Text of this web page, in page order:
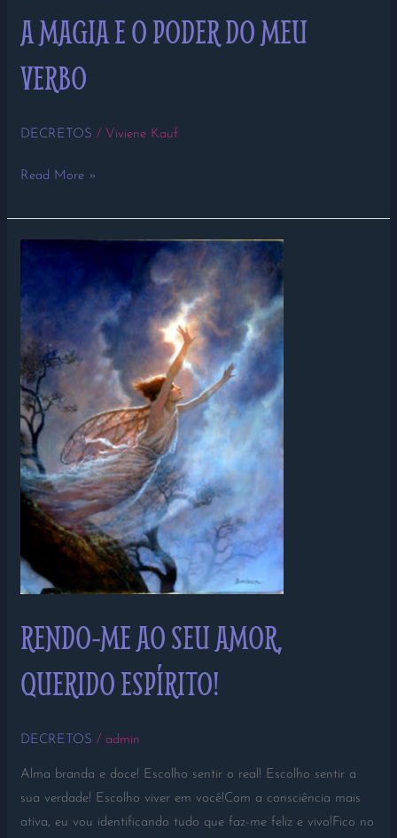
A MAGIA E O PODER DO MEU
VERBO
DECRETOS / Viviene Kauf
Read More »
RENDO-ME AO SEU AMOR,
QUERIDO ESPÍRITO!
DECRETOS /admin
Alma branda e doce! Escolho sentir o real! Escolho sentir a
sua verdade! Escolho viver em você!Com a consciência mais
ativa, eu vou identificando tudo que faz-me feliz e vivo!Fico no
RENDO-
AO
SEU
AMOR,
QUERIDO
ESPÍRITO!